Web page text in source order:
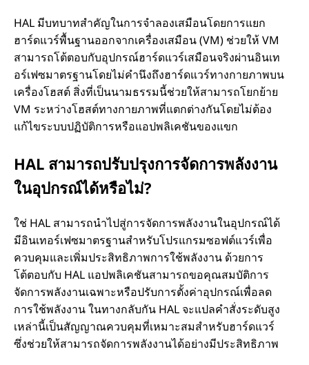
HAL มีบทบาทสําคัญในการจําลองเสมือนโดยการแยก
ฮาร์ดแวร์พื้นฐานออกจากเครื่องเสมือน (VM) ช่วยให้ VM
สามารถโต้ตอบกับอุปกรณ์ฮาร์ดแวร์เสมือนจริงผ่านอินเท
อร์เฟซมาตรฐานโดยไม่คํานึงถึงฮาร์ดแวร์ทางกายภาพบน
เครื่องโฮสต์ สิ่งที่เป็นนามธรรมนี้ช่วยให้สามารถโยกย้าย
VM ระหว่างโฮสต์ทางกายภาพที่แตกต่างกันโดยไม่ต้อง
แก้ไขระบบปฏิบัติการหรือแอปพลิเคชันของแขก
HAL สามารถปรับปรุงการจัดการพลังงาน
ในอุปกรณ์ได้หรือไม่?
ใช่ HAL สามารถนําไปสู่การจัดการพลังงานในอุปกรณ์ได้
มีอินเทอร์เฟซมาตรฐานสําหรับโปรแกรมซอฟต์แวร์เพื่อ
ควบคุมและเพิ่มประสิทธิภาพการใช้พลังงาน ด้วยการ
โต้ตอบกับ HAL แอปพลิเคชันสามารถขอคุณสมบัติการ
จัดการพลังงานเฉพาะหรือปรับการตั้งค่าอุปกรณ์เพื่อลด
การใช้พลังงาน ในทางกลับกัน HAL จะแปลคําสั่งระดับสูง
เหล่านี้เป็นสัญญาณควบคุมที่เหมาะสมสําหรับฮาร์ดแวร์
ซึ่งช่วยให้สามารถจัดการพลังงานได้อย่างมีประสิทธิภาพ